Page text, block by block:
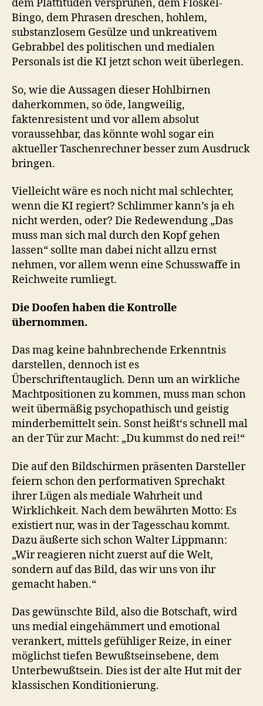
dem Plattitüden versprühen, dem Floskel-
Bingo, dem Phrasen dreschen, hohlem,
substanzlosem Gesülze und unkreativem
Gebrabbel des politischen und medialen
Personals ist die KI jetzt schon weit überlegen.
So, wie die Aussagen dieser Hohlbirnen
daherkommen, so öde, langweilig,
faktenresistent und vor allem absolut
voraussehbar, das könnte wohl sogar ein
aktueller Taschenrechner besser zum Ausdruck
bringen.
Vielleicht wäre es noch nicht mal schlechter,
wenn die KI regiert? Schlimmer kann’s ja eh
nicht werden, oder? Die Redewendung „Das
muss man sich mal durch den Kopf gehen
lassen“ sollte man dabei nicht allzu ernst
nehmen, vor allem wenn eine Schusswaffe in
Reichweite rumliegt.
Die Doofen haben die Kontrolle
übernommen.
Das mag keine bahnbrechende Erkenntnis
darstellen, dennoch ist es
Überschriftentauglich. Denn um an wirkliche
Machtpositionen zu kommen, muss man schon
weit übermäßig psychopathisch und geistig
minderbemittelt sein. Sonst heißt‘s schnell mal
an der Tür zur Macht: „Du kummst do ned rei!“
Die auf den Bildschirmen präsenten Darsteller
feiern schon den performativen Sprechakt
ihrer Lügen als mediale Wahrheit und
Wirklichkeit. Nach dem bewährten Motto: Es
existiert nur, was in der Tagesschau kommt.
Dazu äußerte sich schon Walter Lippmann:
„Wir reagieren nicht zuerst auf die Welt,
sondern auf das Bild, das wir uns von ihr
gemacht haben.“
Das gewünschte Bild, also die Botschaft, wird
uns medial eingehämmert und emotional
verankert, mittels gefühliger Reize, in einer
möglichst tiefen Bewußtseinsebene, dem
Unterbewußtsein. Dies ist der alte Hut mit der
klassischen Konditionierung.